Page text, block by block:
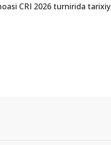
CRI 2026 turnirida tarixiy